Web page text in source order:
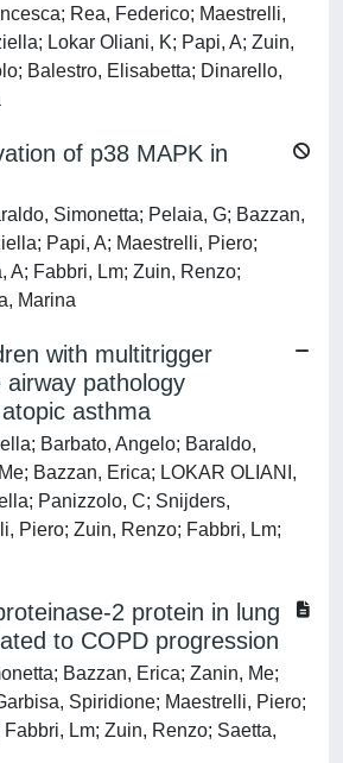
Rea, Federico; Maestrelli,
Lokar Oliani, K; Papi, A; Zuin,
Balestro, Elisabetta; Dinarello,
of p38 MAPK in
Simonetta; Pelaia, G; Bazzan,
Papi, A; Maestrelli, Piero;
A; Fabbri, Lm; Zuin, Renzo;
Marina
with multitrigger
airway pathology
asthma
Barbato, Angelo; Baraldo,
Bazzan, Erica; LOKAR OLIANI,
Panizzolo, C; Snijders,
Piero; Zuin, Renzo; Fabbri, Lm;
2 protein in lung
to COPD progression
Bazzan, Erica; Zanin, Me;
Spiridione; Maestrelli, Piero;
Fabbri, Lm; Zuin, Renzo; Saetta,